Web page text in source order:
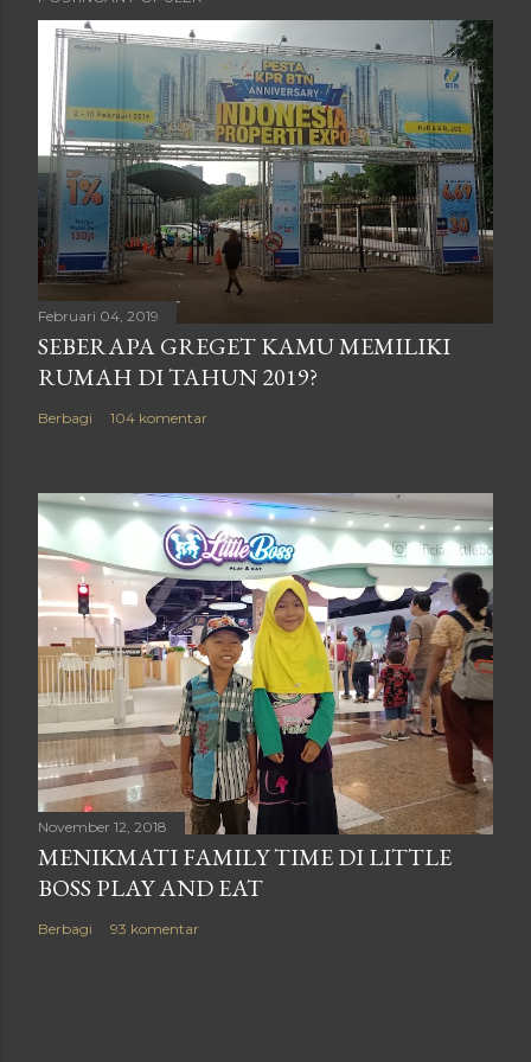
Februari 04, 2019
SEBERAPA GREGET KAMU MEMILIKI
RUMAH DI TAHUN 2019?
Berbagi 104 komentar
November 12, 2018
MENIKMATI FAMILY TIME DI LITTLE
BOSS PLAY AND EAT
Berbagi 93 komentar